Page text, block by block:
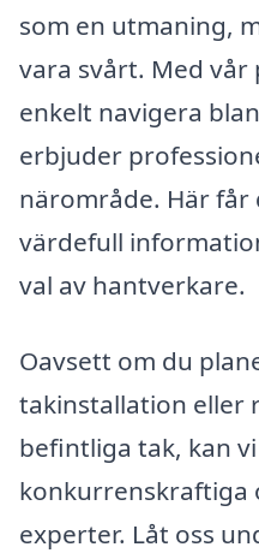
som en utmaning,
vara svårt. Med
enkelt navigera
erbjuder
närområde. Här
värdefull
val av hantverkare.
Oavsett om du
takinstallation eller
befintliga tak, kan
konkurrenskraftiga
experter. Låt oss